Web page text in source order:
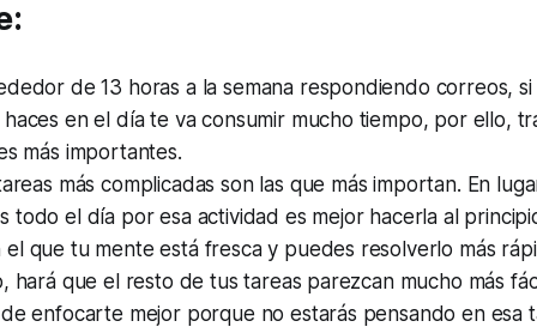
de 13 horas a la semana respondiendo correos,
en el día te va consumir mucho tiempo, por ello,
más importantes.
más complicadas son las que más importan. En
todo el día por esa actividad es mejor hacerla al
el que tu mente está fresca y puedes resolverlo más
hará que el resto de tus tareas parezcan mucho más
enfocarte mejor porque no estarás pensando en esa